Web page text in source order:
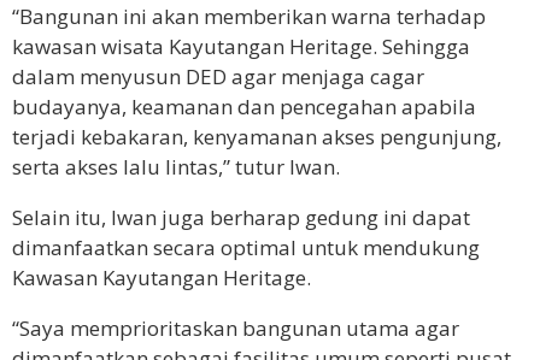
“Bangunan ini akan memberikan warna terhadap
kawasan wisata Kayutangan Heritage. Sehingga
dalam menyusun DED agar menjaga cagar
budayanya, keamanan dan pencegahan apabila
terjadi kebakaran, kenyamanan akses pengunjung,
serta akses lalu lintas,” tutur Iwan.
Selain itu, Iwan juga berharap gedung ini dapat
dimanfaatkan secara optimal untuk mendukung
Kawasan Kayutangan Heritage.
“Saya memprioritaskan bangunan utama agar